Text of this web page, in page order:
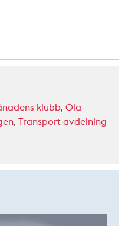
klubb, Ola
, Transport avdelning